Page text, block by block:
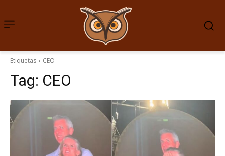
Etiquetas CEO
Tag: CEO